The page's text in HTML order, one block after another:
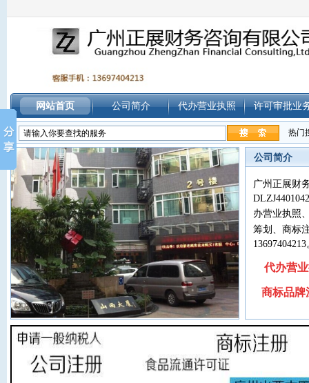
网站首页 公司简介 代办营业执照 许可审批业
热门
公司简介
广州正展财
办营业执照
筹划 、 商标
13697404213
代办营
商标品牌